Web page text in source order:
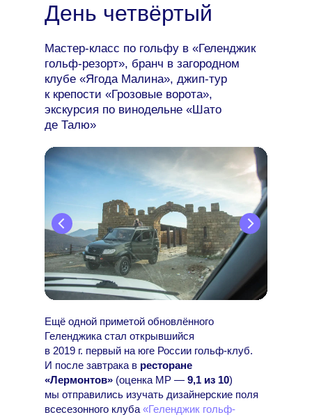
Мастер-класс по гольфу в «Геленджик
гольф-резорт», бранч в загородном
клубе «Ягода Малина», джип-тур
к крепости «Грозовые ворота»,
экскурсия по винодельне «Шато
де Талю»
День четвёртый
Ещё одной приметой обновлённого
Геленджика стал открывшийся
в 2019 г. первый на юге России гольф-клуб.
И после завтрака в ресторане
«Лермонтов» (оценка МР — 9,1 из 10)
мы отправились изучать дизайнерские поля
всесезонного клуба «Геленджик гольф-